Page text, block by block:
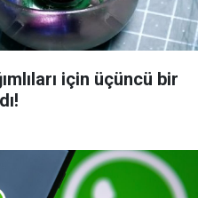
için üçüncü bir